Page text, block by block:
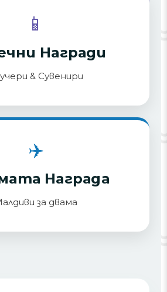
📱
Награди
& Сувенири
✈️
Награда
за двама